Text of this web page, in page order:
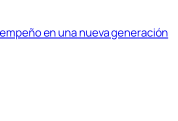
en una nueva generación